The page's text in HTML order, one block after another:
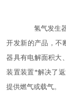
氢气发生器
开发新的产品，不
器具有电解面积大
装置装置*解决了
提供燃气或载气。